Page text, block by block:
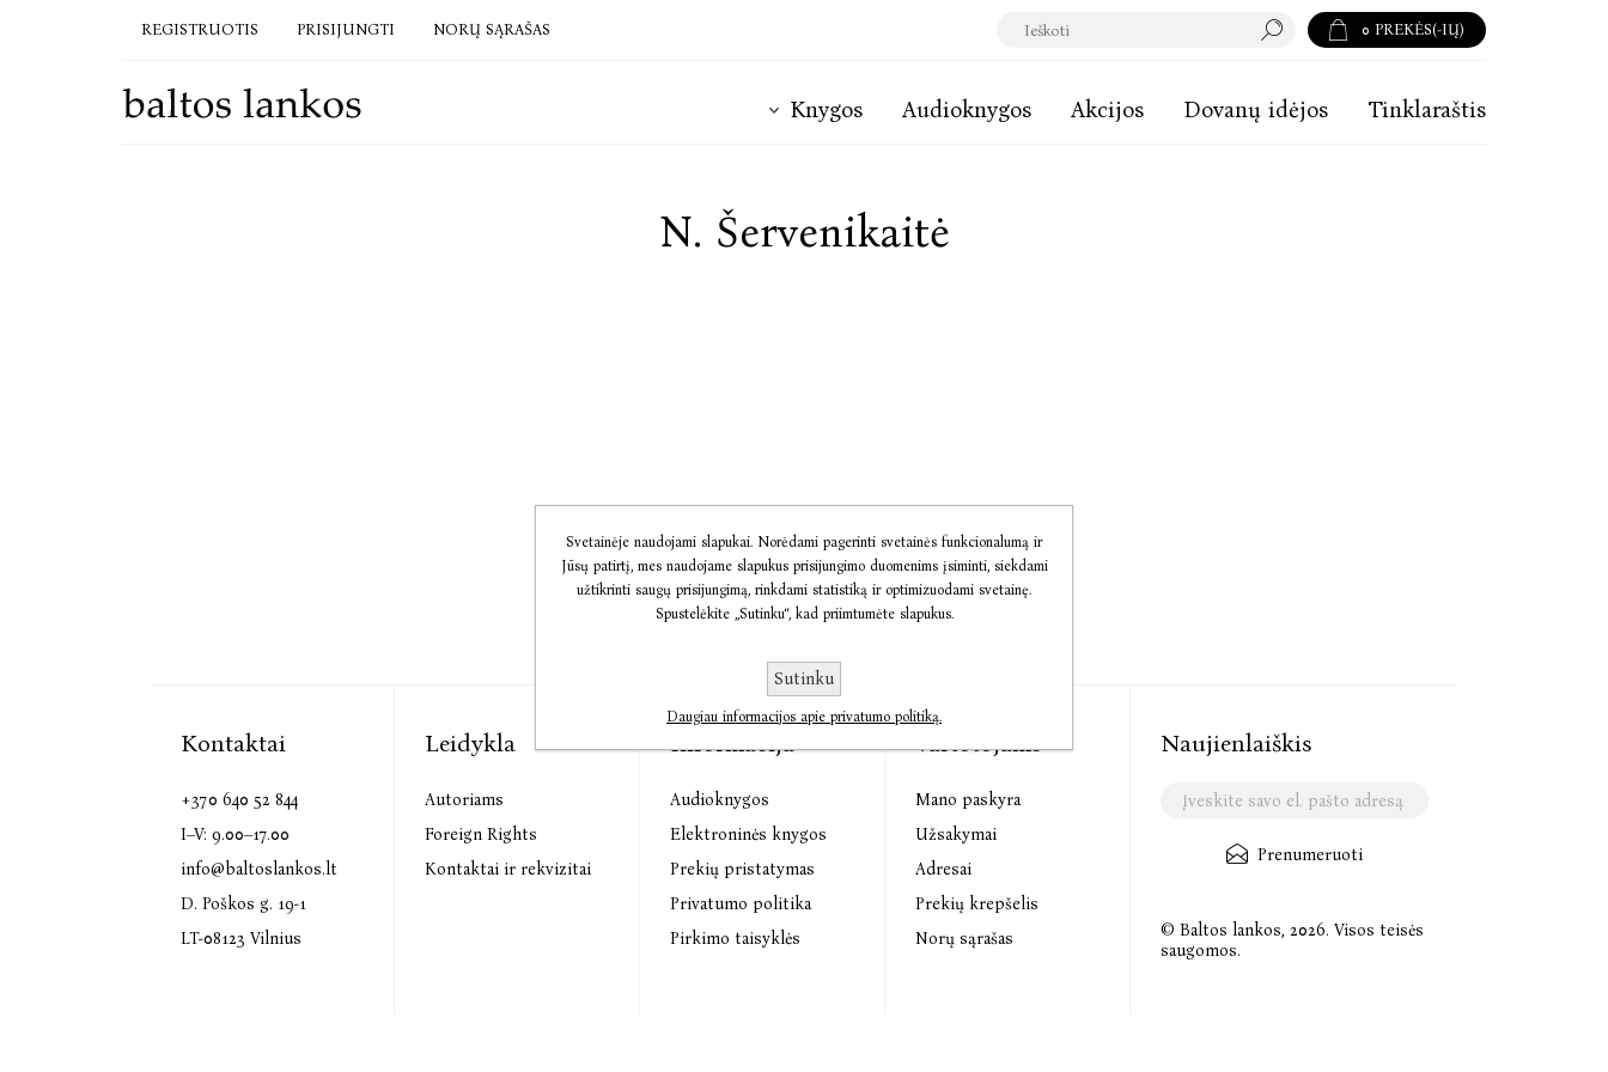
REGISTRUOTIS PRISIJUNGTI NORŲ SĄRAŠAS 0 PREKĖS(-IŲ)
Knygos Audioknygos Akcijos Dovanų idėjos Tinklaraštis
N. Šervenikaitė
Kontaktai
+370 640 52 844
I–V: 9.00–17.00
info@baltoslankos.lt
D. Poškos g. 19-1
LT-08123 Vilnius
Leidykla
Autoriams
Foreign Rights
Kontaktai ir rekvizitai
Informacija
Audioknygos
Elektroninės knygos
Prekių pristatymas
Privatumo politika
Pirkimo taisyklės
Vartotojams
Mano paskyra
Užsakymai
Adresai
Prekių krepšelis
Norų sąrašas
Naujienlaiškis
Prenumeruoti
© Baltos lankos, 2026. Visos teisės
saugomos.
Svetainėje naudojami slapukai. Norėdami pagerinti svetainės funkcionalumą ir
Jūsų patirtį, mes naudojame slapukus prisijungimo duomenims įsiminti, siekdami
užtikrinti saugų prisijungimą, rinkdami statistiką ir optimizuodami svetainę.
Spustelėkite „Sutinku“, kad priimtumėte slapukus.
Sutinku
Daugiau informacijos apie privatumo politiką.